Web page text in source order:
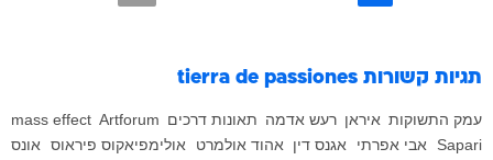
תגיות קשורות tierra de passiones
עמק התשוקות איראן רעש אדמה תאונות דרכים Artforum
mass effect
Sapari
אבי אפרתי אגנס דין אהוד אולמרט אולימפיאקוס פיראוס
אונס